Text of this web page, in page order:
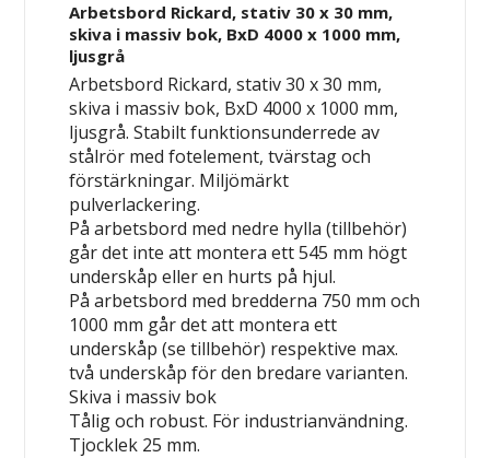
Arbetsbord Rickard, stativ 30 x 30 mm,
skiva i massiv bok, BxD 4000 x 1000 mm,
ljusgrå
Arbetsbord Rickard, stativ 30 x 30 mm,
skiva i massiv bok, BxD 4000 x 1000 mm,
ljusgrå. Stabilt funktionsunderrede av
stålrör med fotelement, tvärstag och
förstärkningar. Miljömärkt
pulverlackering.
På arbetsbord med nedre hylla (tillbehör)
går det inte att montera ett 545 mm högt
underskåp eller en hurts på hjul.
På arbetsbord med bredderna 750 mm och
1000 mm går det att monteraett
underskåp (se tillbehör) respektive max.
två underskåp för den bredare varianten.
Skiva i massiv bok
Tålig och robust. För industrianvändning.
Tjocklek 25 mm.